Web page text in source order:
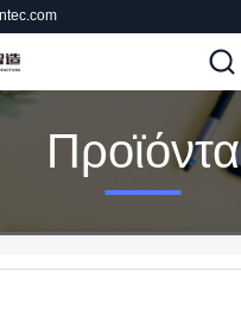
Προϊόντα